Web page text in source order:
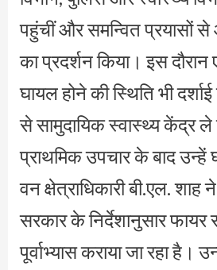
पहुंचीं और समन्वित प्रयासों
का प्रदर्शन किया। इस
घायल होने की स्थिति भी
से सामुदायिक स्वास्थ्य केंद्र ले
प्राथमिक उपचार के बाद उन्हें
वन क्षेत्राधिकारी बी.एल. शाह
सरकार के निर्देशानुसार फायर
पूर्वाभ्यास कराया जा रहा है।